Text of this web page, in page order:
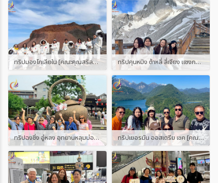
ทริปมองโกเลียใน [คณะคุณสริลดา] ทริปคุนหมิง ต้าหลี่ ลี่เจียง แชงกรีล่า ภูเขาหิมะมังกรหยก [คณะคุณปู]
ทริปฉงชิ่ง อู่หลง อุทยานหลุมบ่อฟ้า [คณะคุณเล็ก] ทริปเยอรมัน ออสเตรีย เชค [คณะคุณแอน]